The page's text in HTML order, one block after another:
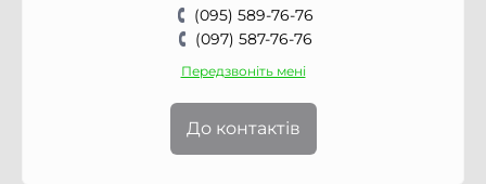
(095) 589-76-76
(097) 587-76-76
Передзвоніть мені
До контактів